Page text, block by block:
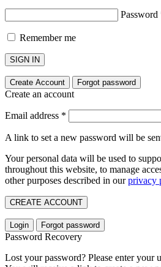
Password
Remember me
SIGN IN
Create Account Forgot password
Create an account
Email address *
A link to set a new password will be
Your personal data will be used to
throughout this website, to manage
other purposes described in ourprivacy
CREATE ACCOUNT
Login Forgot password
Password Recovery
Lost your password? Please enter your